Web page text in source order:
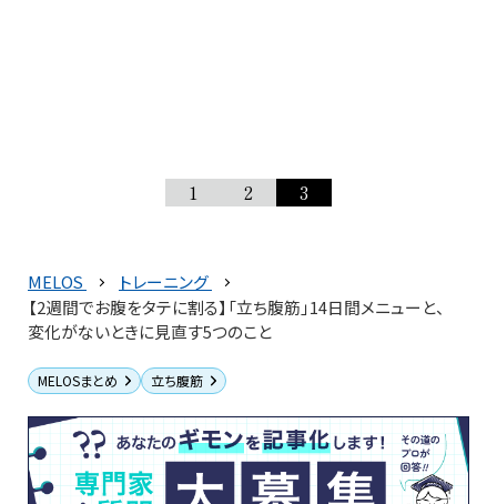
1 2 3
MELOS
トレーニング
【2週間でお腹をタテに割る】「立ち腹筋」14日間メニューと、
変化がないときに見直す5つのこと
MELOSまとめ 立ち腹筋